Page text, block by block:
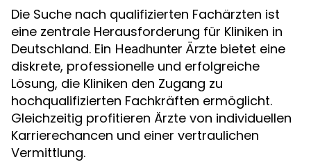
Die Suche nach qualifizierten Fachärzten ist
eine zentrale Herausforderung für Kliniken in
Deutschland. Ein Headhunter Ärzte bietet eine
diskrete, professionelle und erfolgreiche
Lösung, die Kliniken den Zugang zu
hochqualifizierten Fachkräften ermöglicht.
Gleichzeitig profitieren Ärzte von individuellen
Karrierechancen und einer vertraulichen
Vermittlung.